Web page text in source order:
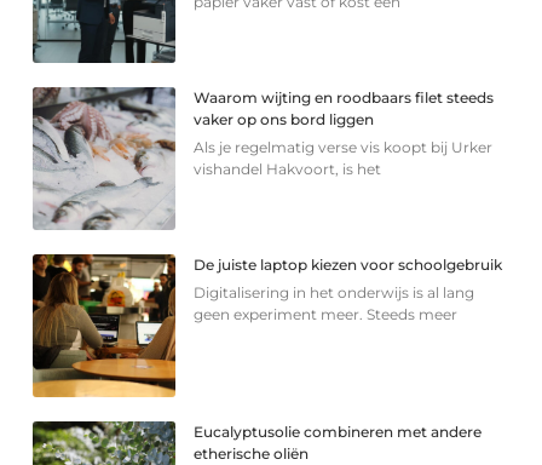
Waarom wijting en roodbaars filet steeds
vaker op ons bord liggen
Als je regelmatig verse vis koopt bij Urker
vishandel Hakvoort, is het
De juiste laptop kiezen voor schoolgebruik
Digitalisering in het onderwijs is al lang
geen experiment meer. Steeds meer
Eucalyptusolie combineren met andere
etherische oliën